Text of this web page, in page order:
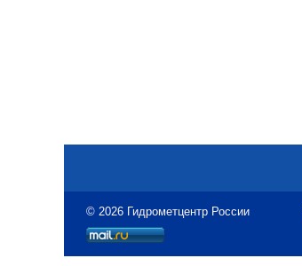
© 2026 Гидрометцентр России